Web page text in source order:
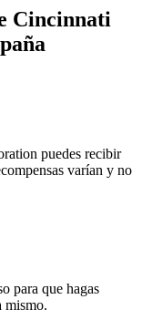
Cincinnati
puedes recibir
varían y no
para que hagas
mismo.